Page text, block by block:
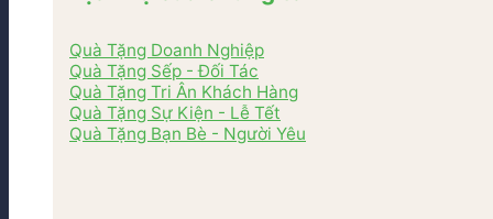
Quà Tặng Doanh Nghiệp
Quà Tặng Sếp - Đối Tác
Quà Tặng Tri Ân Khách Hàng
Quà Tặng Sự Kiện - Lễ Tết
Quà Tặng Bạn Bè - Người Yêu